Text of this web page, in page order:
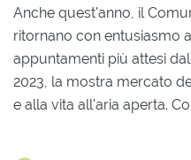
Anche quest'anno, il
ritornano con entusiasmo
appuntamenti più attesi
2023, la mostra mercato
e alla vita all'aria aperta.